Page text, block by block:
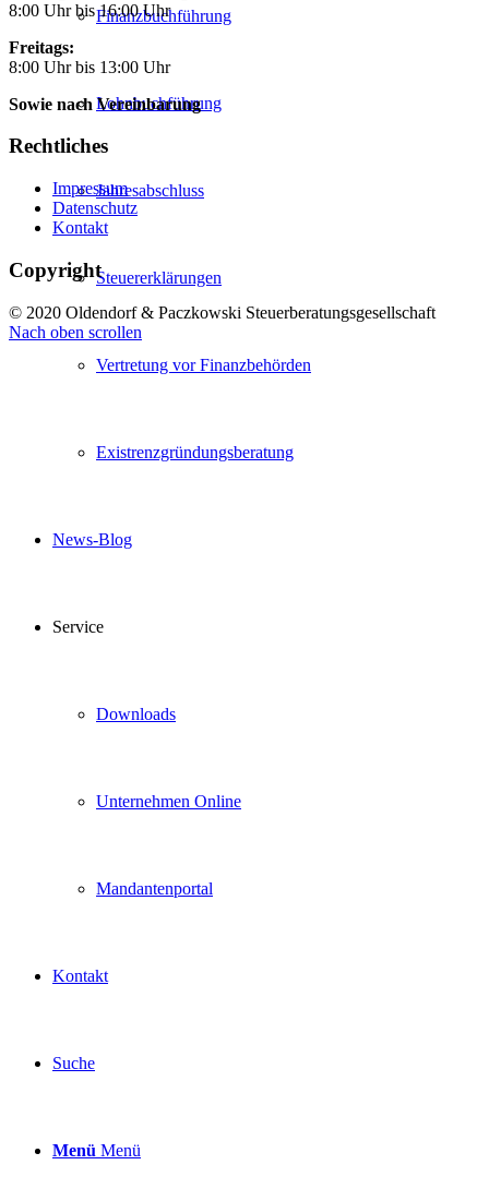
Finanzbuchführung
Lohnbuchführung
Jahresabschluss
Steuererklärungen
Vertretung vor Finanzbehörden
Existrenzgründungsberatung
News-Blog
Service
Downloads
Unternehmen Online
Mandantenportal
Kontakt
Suche
Menü Menü
8:00 Uhr bis 16:00 Uhr
Freitags:
8:00 Uhr bis 13:00 Uhr
Sowie nach Vereinbarung
Rechtliches
Impressum
Datenschutz
Kontakt
Copyright
© 2020 Oldendorf & Paczkowski Steuerberatungsgesellschaft
Nach oben scrollen